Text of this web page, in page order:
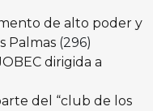
de alto poder y
Palmas (296)
dirigida a
del “club de los